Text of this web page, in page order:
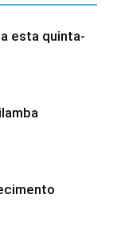
esta quinta-